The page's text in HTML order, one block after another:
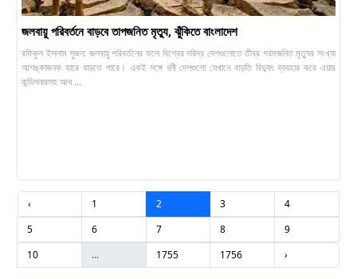
জলবায়ু পরিবর্তনে বাড়বে তাপজনিত মৃত্যু, ঝুঁকিতে বাংলাদেশ
রফিকুল ইসলাম সুজন: জলবায়ু পরিবর্তনের ফলে বিশ্বের দরিদ্র দেশগুলোতে তীব্র গরমজনিত মৃত্যুর সংখ্যা
আশঙ্কাজনক হারে বাড়তে পারে। একই সঙ্গে ধনী দেশগুলো যেখানে বাড়তি বিদ্যুৎ ব্যবহার করে এয়ার
কন্ডিশনারসহ আধ ...
‹ 1 2 3
4
5
6 7 8
9
10
... 1755 1756 ›